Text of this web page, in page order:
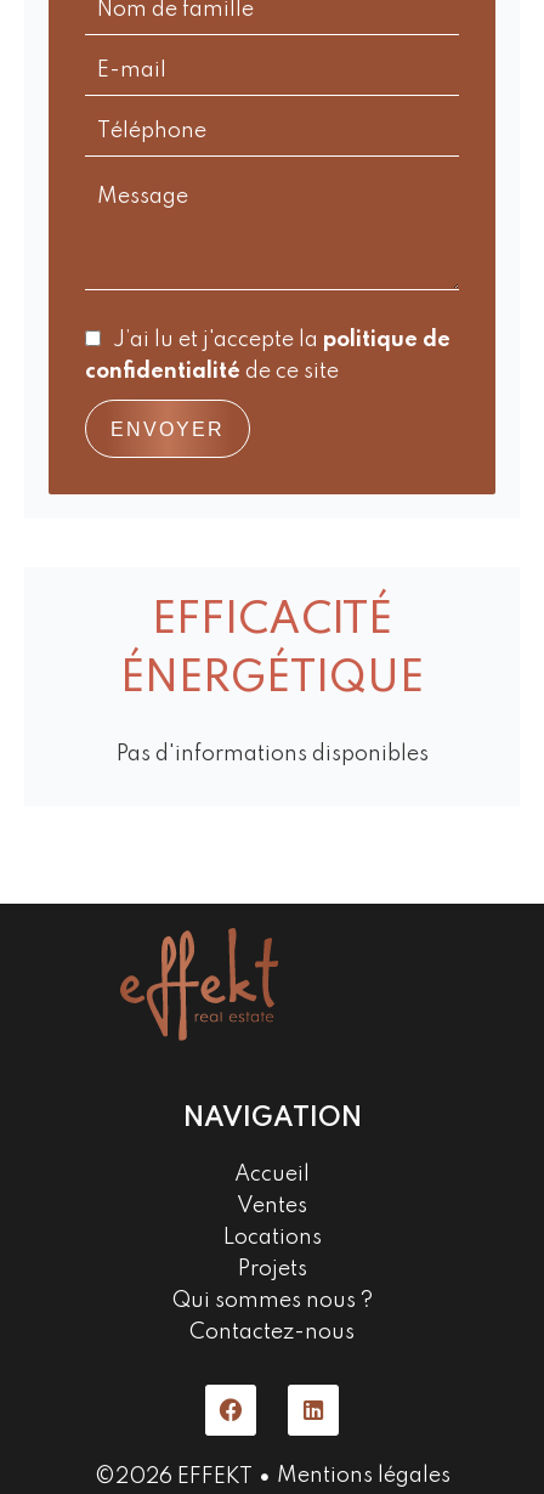
J’ai lu et j'accepte la politique de
confidentialité de ce site
ENVOYER
EFFICACITÉ
ÉNERGÉTIQUE
Pas d'informations disponibles
NAVIGATION
Accueil
Ventes
Locations
Projets
Qui sommes nous ?
Contactez-nous
©2026 EFFEKT Mentions légales